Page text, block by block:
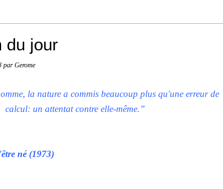
du jour
par Gerome
la nature a commis beaucoup plus qu'une erreur de
calcul: un attentat contre elle-même.”
né (1973)